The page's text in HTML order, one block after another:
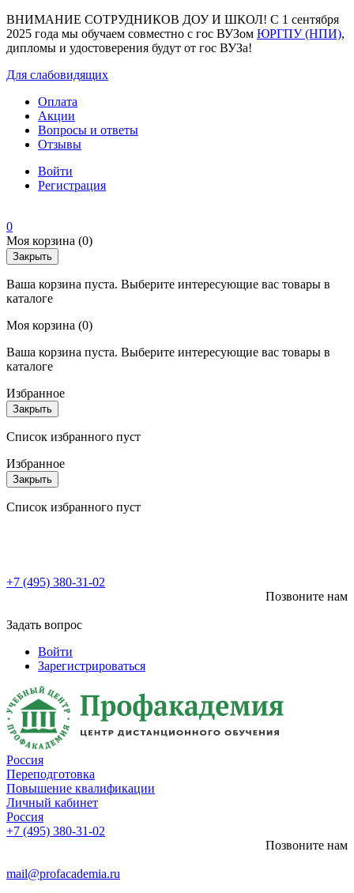
ВНИМАНИЕ СОТРУДНИКОВ ДОУ И ШКОЛ! С 1 сентября
2025 года мы обучаем совместно с гос ВУЗом ЮРГПУ (НПИ),
дипломы и удостоверения будут от гос ВУЗа!
Для слабовидящих
Оплата
Акции
Вопросы и ответы
Отзывы
Войти
Регистрация
0
Моя корзина (0)
Закрыть
Ваша корзина пуста. Выберите интересующие вас товары в
каталоге
Моя корзина (0)
Ваша корзина пуста. Выберите интересующие вас товары в
каталоге
Избранное
Закрыть
Список избранного пуст
Избранное
Закрыть
Список избранного пуст
+7 (495) 380-31-02
Позвоните нам
Задать вопрос
Войти
Зарегистрироваться
Россия
Переподготовка
Повышение квалификации
Личный кабинет
Россия
+7 (495) 380-31-02
Позвоните нам
mail@profacademia.ru